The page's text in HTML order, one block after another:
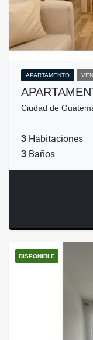
APARTAMENTO
Ciudad de
3 Habitaciones
3 Baños
DISPONIBLE